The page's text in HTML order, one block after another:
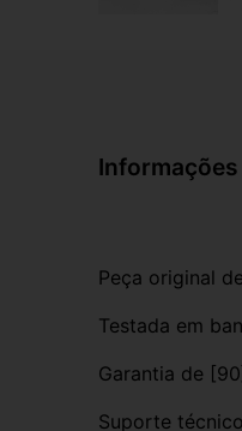
Informações
Peça original
Testada em
Garantia de
Suporte